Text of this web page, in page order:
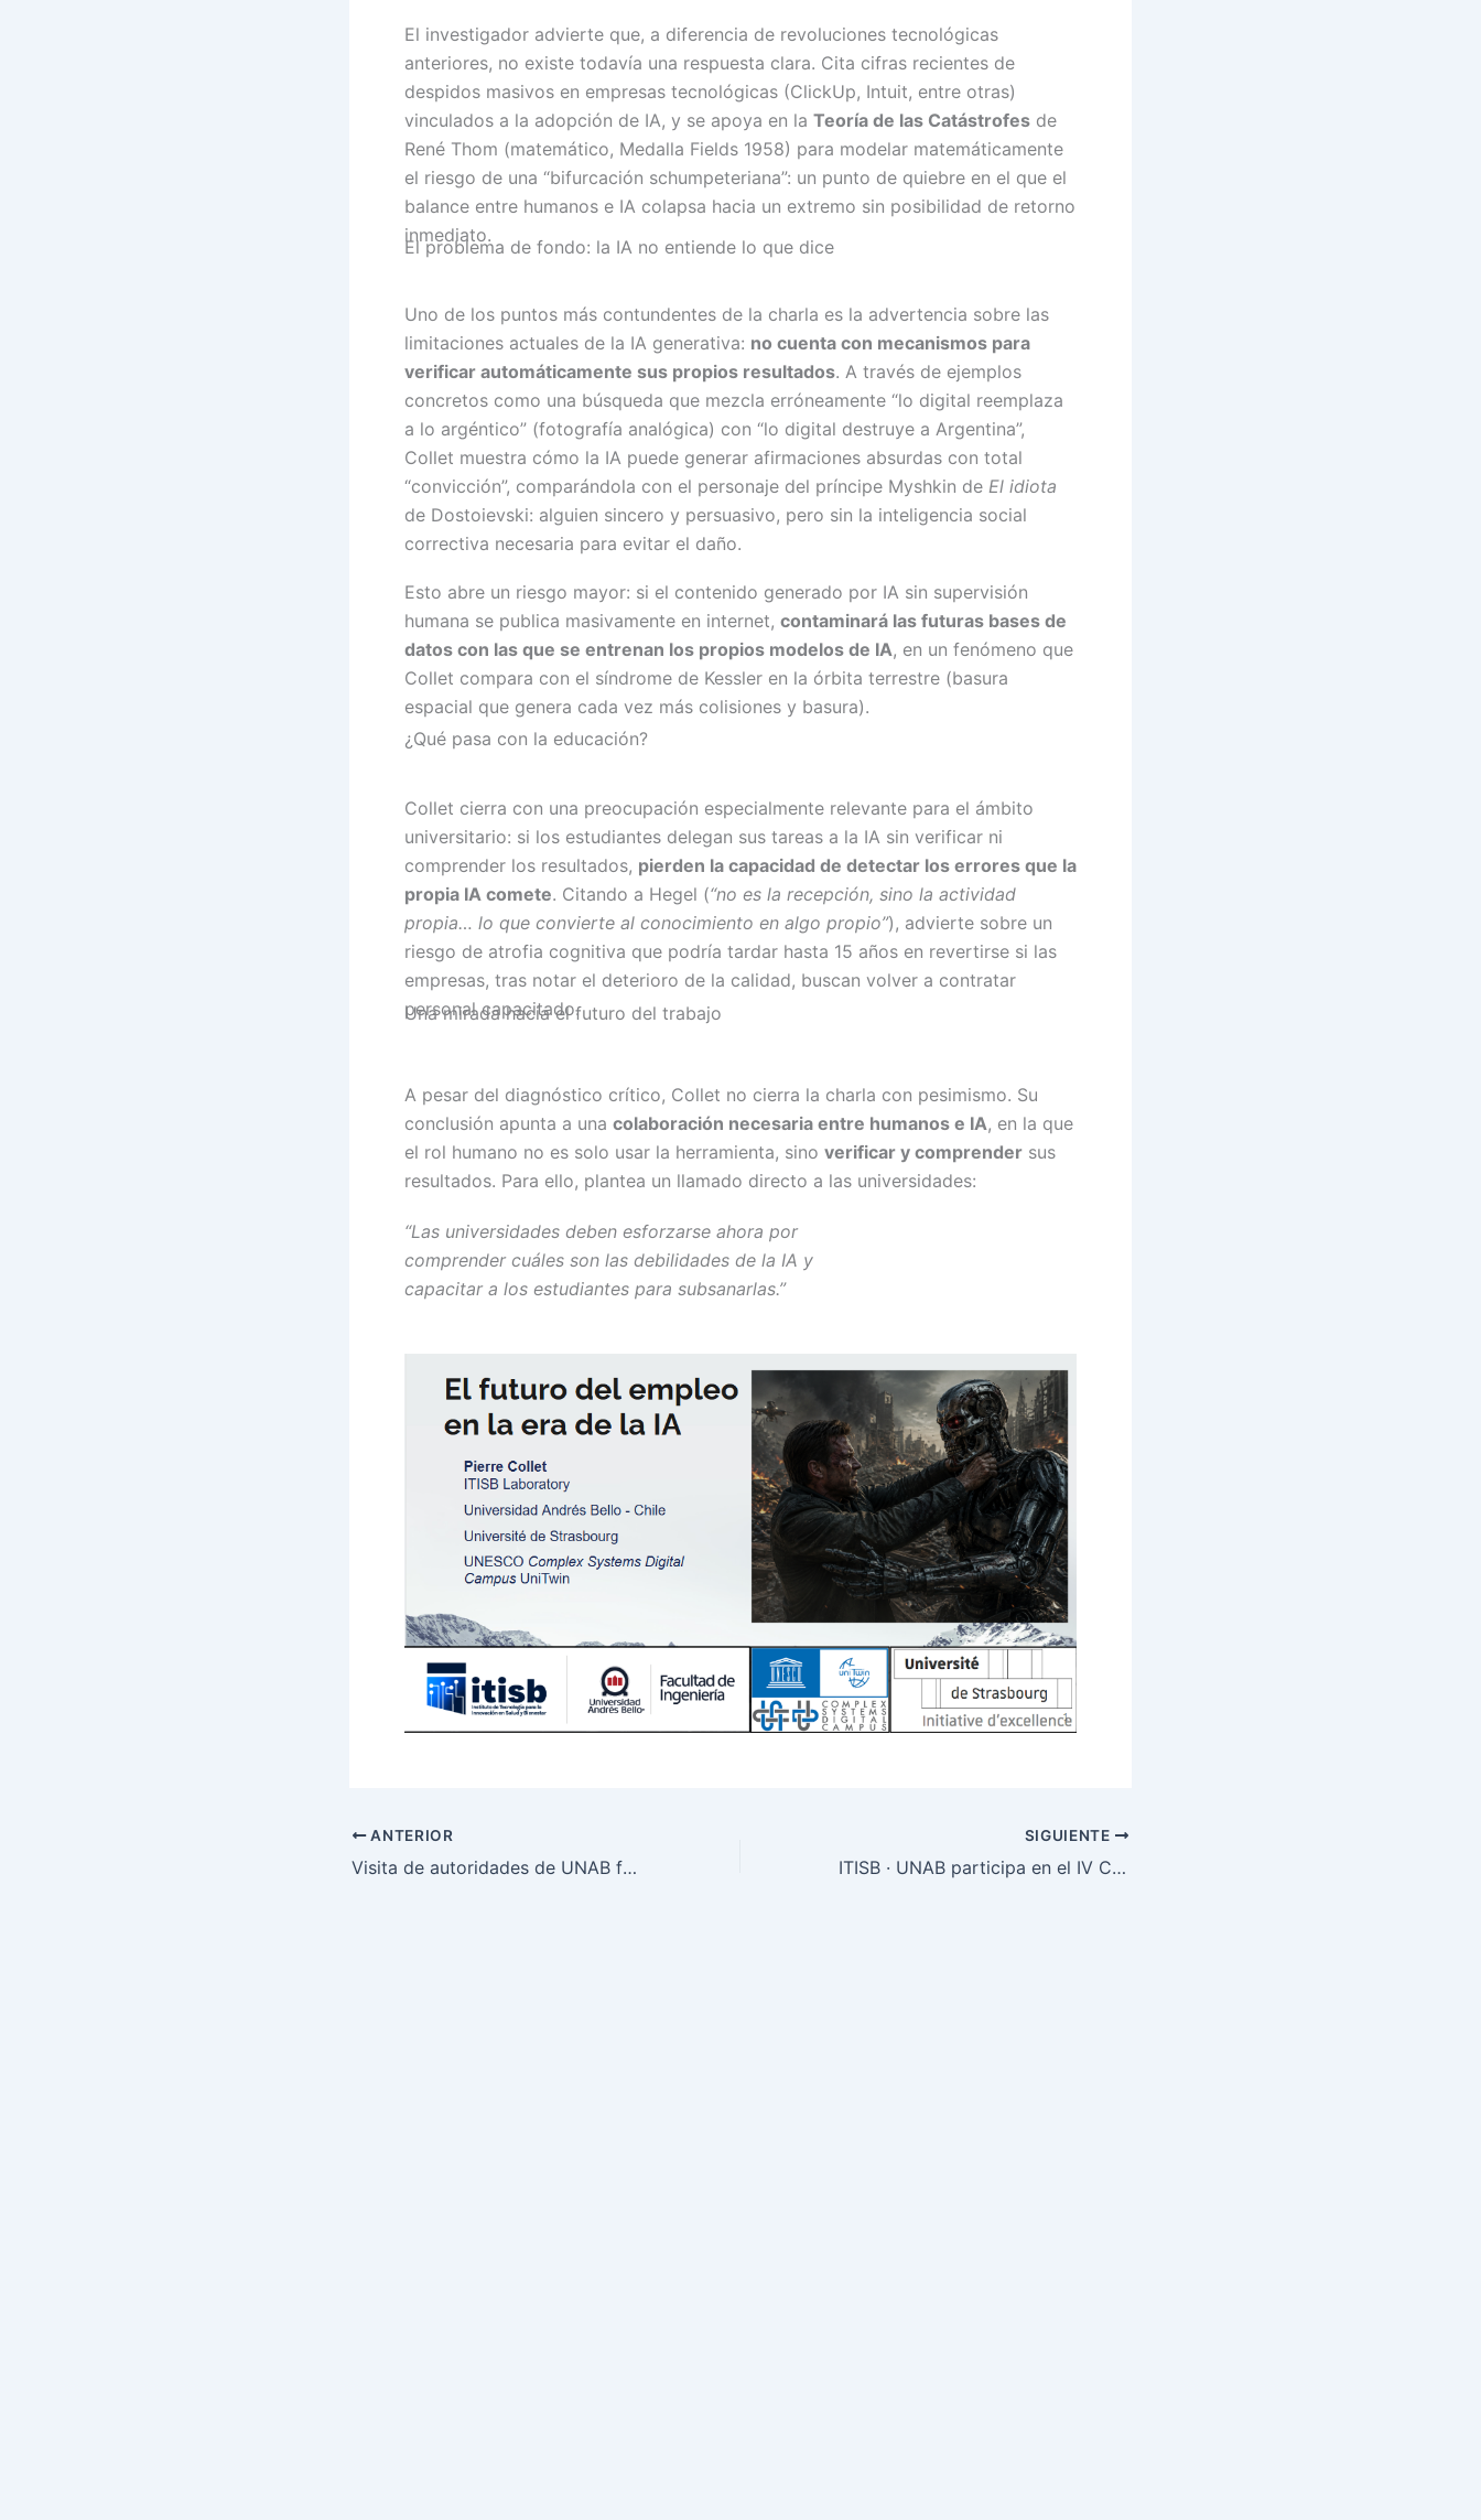
El investigador advierte que, a diferencia de revoluciones tecnológicas
anteriores, no existe todavía una respuesta clara. Cita cifras recientes de
despidos masivos en empresas tecnológicas (ClickUp, Intuit, entre otras)
vinculados a la adopción de IA, y se apoya en la Teoría de las Catástrofes de
René Thom (matemático, Medalla Fields 1958) para modelar matemáticamente
el riesgo de una “bifurcación schumpeteriana”: un punto de quiebre en el que el
balance entre humanos e IA colapsa hacia un extremo sin posibilidad de retorno
inmediato.
El problema de fondo: la IA no entiende lo que dice
Uno de los puntos más contundentes de la charla es la advertencia sobre las
limitaciones actuales de la IA generativa: no cuenta con mecanismos para
verificar automáticamente sus propios resultados. A través de ejemplos
concretos como una búsqueda que mezcla erróneamente “lo digital reemplaza
a lo argéntico” (fotografía analógica) con “lo digital destruye a Argentina”,
Collet muestra cómo la IA puede generar afirmaciones absurdas con total
“convicción”, comparándola con el personaje del príncipe Myshkin de El idiota
de Dostoievski: alguien sincero y persuasivo, pero sin la inteligencia social
correctiva necesaria para evitar el daño.
Esto abre un riesgo mayor: si el contenido generado por IA sin supervisión
humana se publica masivamente en internet, contaminará las futuras bases de
datos con las que se entrenan los propios modelos de IA, en un fenómeno que
Collet compara con el síndrome de Kessler en la órbita terrestre (basura
espacial que genera cada vez más colisiones y basura).
¿Qué pasa con la educación?
Collet cierra con una preocupación especialmente relevante para el ámbito
universitario: si los estudiantes delegan sus tareas a la IA sin verificar ni
comprender los resultados, pierden la capacidad de detectar los errores que la
propia IA comete. Citando a Hegel (“no es la recepción, sino la actividad
propia… lo que convierte al conocimiento en algo propio”), advierte sobre un
riesgo de atrofia cognitiva que podría tardar hasta 15 años en revertirse si las
empresas, tras notar el deterioro de la calidad, buscan volver a contratar
personal capacitado.
Una mirada hacia el futuro del trabajo
A pesar del diagnóstico crítico, Collet no cierra la charla con pesimismo. Su
conclusión apunta a una colaboración necesaria entre humanos e IA, en la que
el rol humano no es solo usar la herramienta, sino verificar y comprender sus
resultados. Para ello, plantea un llamado directo a las universidades:
“Las universidades deben esforzarse ahora por
comprender cuáles son las debilidades de la IA y
capacitar a los estudiantes para subsanarlas.”
ANTERIOR
Visita de autoridades de UNAB fortalece alianza con Colegio Villa Nonguén y proyecta nuevas oportunidades para estudiantes
SIGUIENTE
ITISB · UNAB participa en el IV Curso de Farmacia Hospitalaria con ponencias sobre inteligencia artificial aplicada a la salud